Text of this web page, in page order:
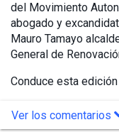
del Movimiento
abogado y
Mauro Tamayo
General de
Conduce esta
Ver los comentarios